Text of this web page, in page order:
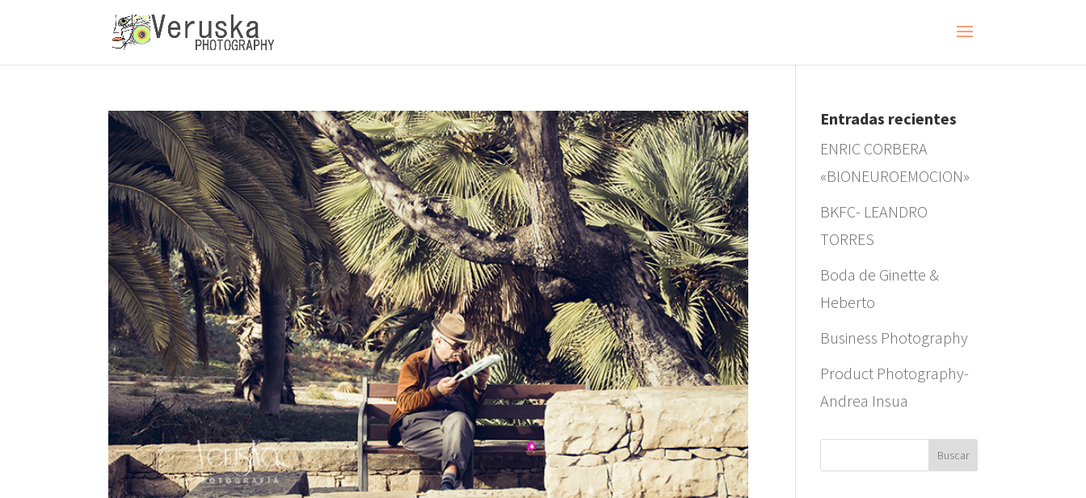
Entradas recientes
ENRIC CORBERA
«BIONEUROEMOCION»
BKFC- LEANDRO
TORRES
Boda de Ginette &
Heberto
Business Photography
Product Photography-
Andrea Insua